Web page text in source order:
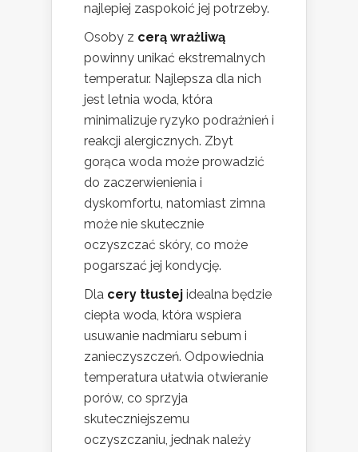
najlepiej zaspokoić jej potrzeby.
Osoby z cerą wrażliwą
powinny unikać ekstremalnych
temperatur. Najlepsza dla nich
jest letnia woda, która
minimalizuje ryzyko podrażnień i
reakcji alergicznych. Zbyt
gorąca woda może prowadzić
do zaczerwienienia i
dyskomfortu, natomiast zimna
może nie skutecznie
oczyszczać skóry, co może
pogarszać jej kondycję.
Dla cery tłustej idealna będzie
ciepła woda, która wspiera
usuwanie nadmiaru sebum i
zanieczyszczeń. Odpowiednia
temperatura ułatwia otwieranie
porów, co sprzyja
skuteczniejszemu
oczyszczaniu, jednak należy